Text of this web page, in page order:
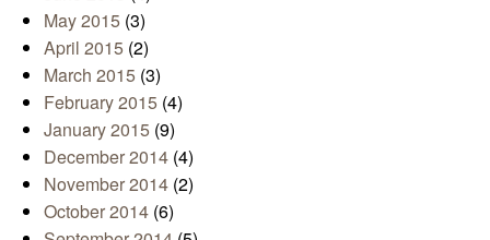
May 2015 (3)
April 2015 (2)
March 2015 (3)
February 2015 (4)
January 2015 (9)
December 2014 (4)
November 2014 (2)
October 2014 (6)